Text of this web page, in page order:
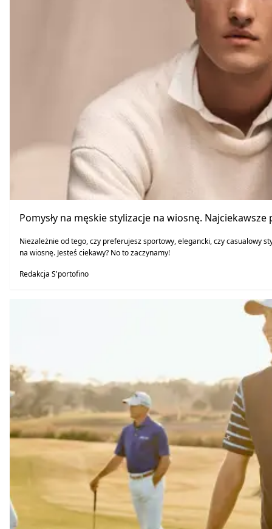
Pomysły na męskie stylizacje na wiosnę.
Niezależnie od tego, czy preferujesz sportowy, elegancki, czy casualowy
na wiosnę. Jesteś ciekawy? No to zaczynamy!
Redakcja S'portofino